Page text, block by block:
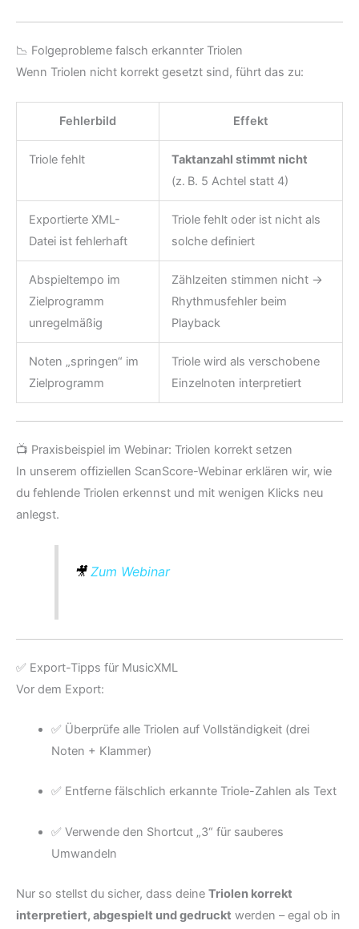
📉 Folgeprobleme falsch erkannter Triolen
Wenn Triolen nicht korrekt gesetzt sind, führt das zu:
Fehlerbild Effekt
Triole fehlt
Taktanzahl stimmt nicht
(z. B. 5 Achtel statt 4)
Exportierte XML-
Datei ist fehlerhaft
Triole fehlt oder ist nicht als
solche definiert
Abspieltempo im
Zielprogramm
unregelmäßig
Zählzeiten stimmen nicht →
Rhythmusfehler beim
Playback
Noten „springen“ im
Zielprogramm
Triole wird als verschobene
Einzelnoten interpretiert
📺 Praxisbeispiel im Webinar: Triolen korrekt setzen
In unserem offiziellen ScanScore-Webinar erklären wir, wie
du fehlende Triolen erkennst und mit wenigen Klicks neu
anlegst.
🎥Zum Webinar
✅ Export-Tipps für MusicXML
Vor dem Export:
✅ Überprüfe alle Triolen auf Vollständigkeit (drei
Noten + Klammer)
✅ Entferne fälschlich erkannte Triole-Zahlen als Text
✅ Verwende den Shortcut „3“ für sauberes
Umwandeln
Nur so stellst du sicher, dass deine Triolen korrekt
interpretiert, abgespielt und gedruckt werden – egal ob in